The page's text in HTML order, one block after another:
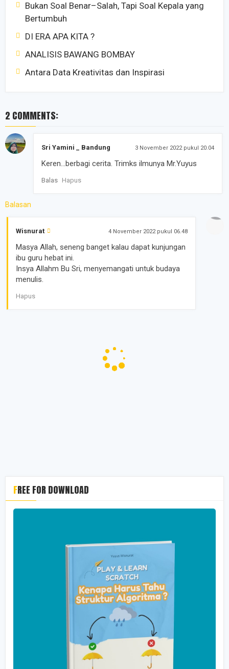
Bukan Soal Benar–Salah, Tapi Soal Kepala yang
Bertumbuh
DI ERA APA KITA ?
ANALISIS BAWANG BOMBAY
Antara Data Kreativitas dan Inspirasi
2 COMMENTS:
Sri Yamini _ Bandung 3 November 2022 pukul 20.04
Keren...berbagi cerita. Trimks ilmunya Mr.Yuyus
Balas Hapus
Balasan
Wisnurat 4 November 2022 pukul 06.48
Masya Allah, seneng banget kalau dapat kunjungan
ibu guru hebat ini.
Insya Allahm Bu Sri, menyemangati untuk budaya
menulis.
Hapus
FREE FOR DOWNLOAD